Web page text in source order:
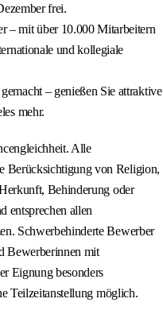
frei.
– mit über 10.000 Mitarbeitern
und kollegiale
– genießen Sie attraktive
mehr.
Alle
Berücksichtigung von Religion,
Behinderung oder
entsprechen allen
Schwerbehinderte Bewerber
Bewerberinnen mit
Eignung besonders
Teilzeitanstellung möglich.